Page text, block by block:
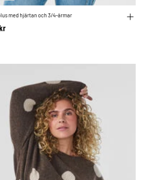
med hjärtan och 3/4-ärmar